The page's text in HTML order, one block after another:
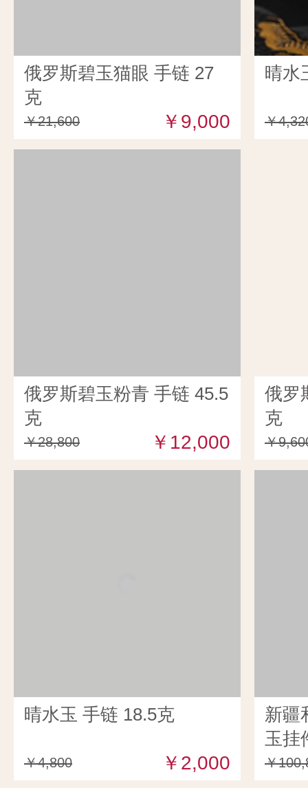
俄罗斯碧玉猫眼 手链 27
克
￥21,600 ￥9,000
晴水
￥
俄罗斯碧玉粉青 手链 45.5
克
￥28,800 ￥12,000
俄罗
克
￥
晴水玉 手链 18.5克
￥4,800 ￥2,000
新疆
玉挂
￥